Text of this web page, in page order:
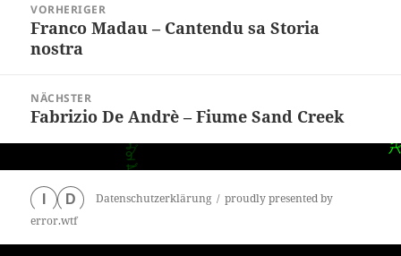
VORHERIGER
Vorheriger
Beitrag:
Franco Madau – Cantendu sa Storia
nostra
NÄCHSTER
Nächster
Beitrag:
Fabrizio De Andrè – Fiume Sand Creek
D Datenschutzerklärung
proudly presented by
error.wtf